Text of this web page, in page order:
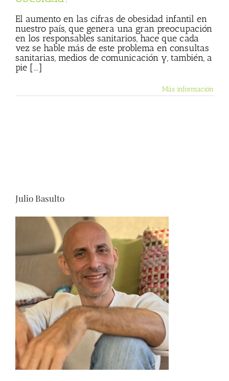
El aumento en las cifras de obesidad infantil en
nuestro país, que genera una gran preocupación
en los responsables sanitarios, hace que cada
vez se hable más de este problema en consultas
sanitarias, medios de comunicación y, también, a
pie [...]
Más información
Julio Basulto